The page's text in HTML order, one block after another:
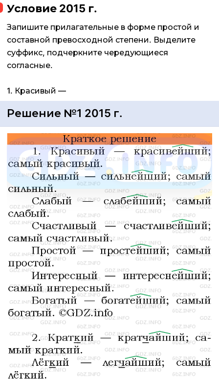
Условие 2015 г.
Запишите прилагательные в форме простой и
составной превосходной степени. Выделите
суффикс, подчеркните чередующиеся
согласные.
1. Красивый —
Решение №1 2015 г.